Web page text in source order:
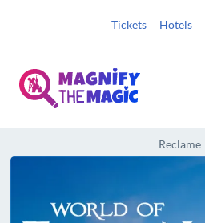
Tickets Hotels
Reclame